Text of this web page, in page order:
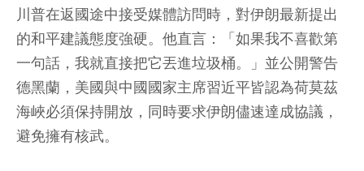
川普在返國途中接受媒體訪問時，對伊朗最新提出
的和平建議態度強硬。他直言：「如果我不喜歡第
一句話，我就直接把它丟進垃圾桶。」並公開警告
德黑蘭，美國與中國國家主席習近平皆認為荷莫茲
海峽必須保持開放，同時要求伊朗儘速達成協議，
避免擁有核武。